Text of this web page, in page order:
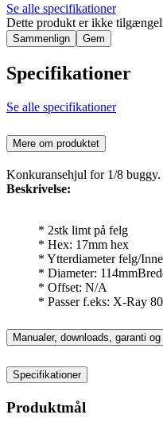
Se alle specifikationer
Dette produkt er ikke
Sammenlign Gem
Specifikationer
Se alle specifikationer
Mere om produktet
Konkuransehjul for 1/8 buggy.
Beskrivelse:
* 2stk limt på felg
* Hex: 17mm hex
* Ytterdiameter felg/
* Diameter:
* Offset: N/A
* Passer f.eks: X-Ray
Manualer, downloads, garanti
Specifikationer
Produktmål